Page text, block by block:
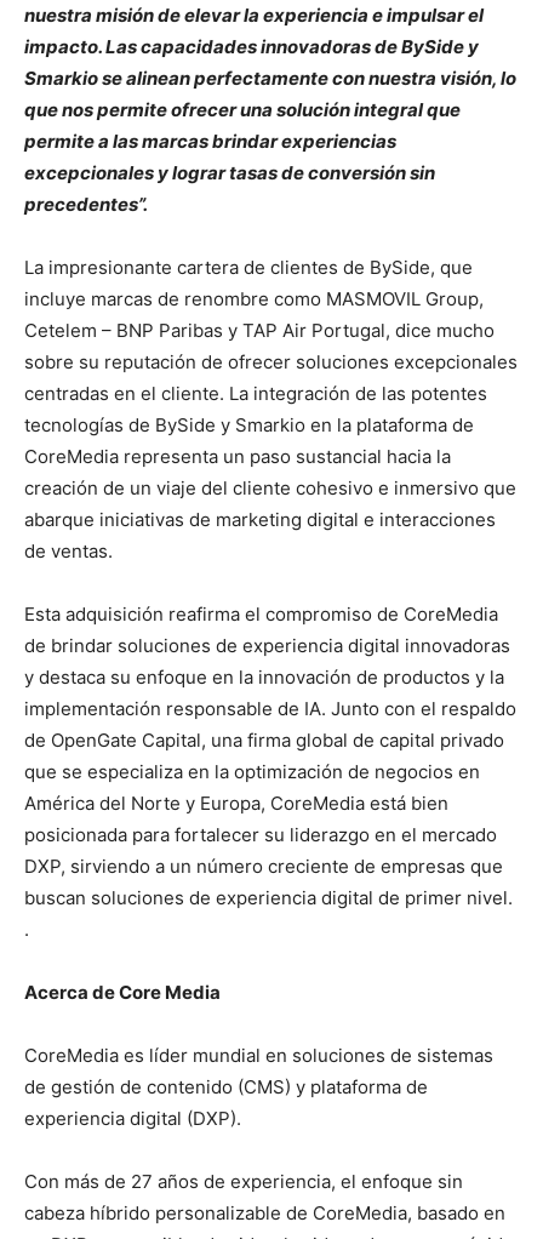
nuestra misión de elevar la experiencia e impulsar el
impacto. Las capacidades innovadoras de BySide y
Smarkio se alinean perfectamente con nuestra visión, lo
que nos permite ofrecer una solución integral que
permite a las marcas brindar experiencias
excepcionales y lograr tasas de conversión sin
precedentes”.
La impresionante cartera de clientes de BySide, que
incluye marcas de renombre como MASMOVIL Group,
Cetelem – BNP Paribas y TAP Air Portugal, dice mucho
sobre su reputación de ofrecer soluciones excepcionales
centradas en el cliente. La integración de las potentes
tecnologías de BySide y Smarkio en la plataforma de
CoreMedia representa un paso sustancial hacia la
creación de un viaje del cliente cohesivo e inmersivo que
abarque iniciativas de marketing digital e interacciones
de ventas.
Esta adquisición reafirma el compromiso de CoreMedia
de brindar soluciones de experiencia digital innovadoras
y destaca su enfoque en la innovación de productos y la
implementación responsable de IA. Junto con el respaldo
de OpenGate Capital, una firma global de capital privado
que se especializa en la optimización de negocios en
América del Norte y Europa, CoreMedia está bien
posicionada para fortalecer su liderazgo en el mercado
DXP, sirviendo a un número creciente de empresas que
buscan soluciones de experiencia digital de primer nivel.
.
Acerca de Core Media
CoreMedia es líder mundial en soluciones de sistemas
de gestión de contenido (CMS) y plataforma de
experiencia digital (DXP).
Con más de 27 años de experiencia, el enfoque sin
cabeza híbrido personalizable de CoreMedia, basado en